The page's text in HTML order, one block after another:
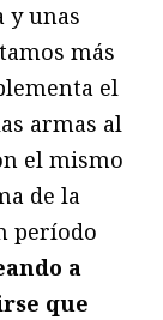
y unas
más
el
armas al
el mismo
de la
período
a
que